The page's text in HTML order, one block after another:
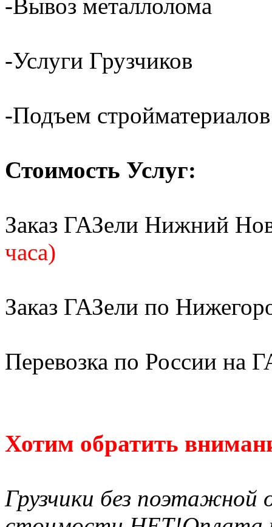
-Вывоз металлолома
-Услуги Грузчиков
-Подъем
Стоимость Услуг:
Заказ ГАЗели Нижний
часа)
Заказ ГАЗели по
Перевозка по России на
Хотим обратить
Грузчики без